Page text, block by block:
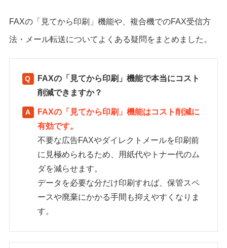
FAXの「見てから印刷」機能や、複合機でのFAX受信方
法・メール転送についてよくある疑問をまとめました。
FAXの「見てから印刷」機能で本当にコスト
削減できますか？
FAXの「見てから印刷」機能はコスト削減に
有効です。
不要な広告FAXやダイレクトメールを印刷前
に見極められるため、用紙代やトナー代のム
ダを減らせます。
データを必要な分だけ印刷すれば、保管スペ
ースや廃棄にかかる手間も抑えやすくなりま
す。